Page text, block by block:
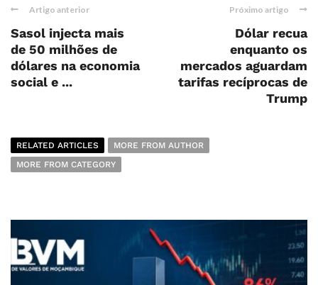
Artigo anterior
Sasol injecta mais
de 50 milhões de
dólares na economia
social e ...
Próximo artigo
Dólar recua
enquanto os
mercados aguardam
tarifas recíprocas de
Trump
RELATED ARTICLES
MORE FROM AUTHOR
MORE FROM CATEGORY